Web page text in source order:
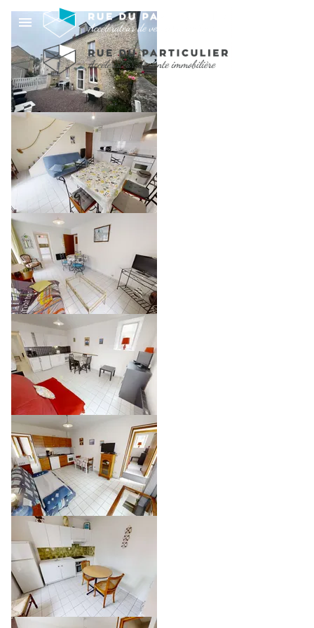
MAISON DE VILLE EN
PIERRES - 4 GÎTES -
CENTRE VILLE
385 000 €